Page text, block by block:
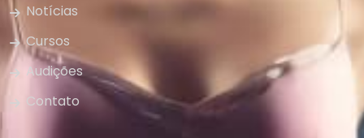
Notícias
Cursos
Audições
Contato